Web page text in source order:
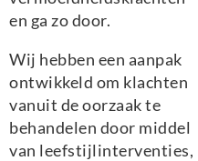
en ga zo door.
Wij hebben een aanpak
ontwikkeld om klachten
vanuit de oorzaak te
behandelen door middel
van leefstijlinterventies,